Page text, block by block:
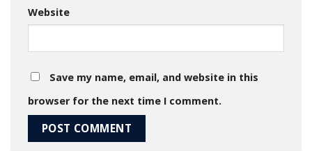
Website
Save my name, email, and website in this
browser for the next time I comment.